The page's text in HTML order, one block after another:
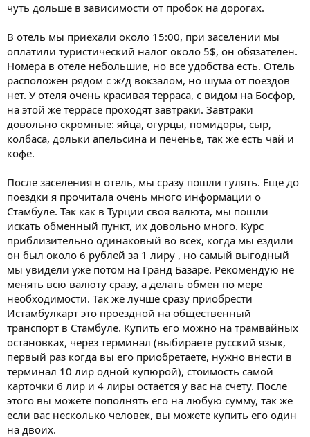
чуть дольше в зависимости от пробок на дорогах.
В отель мы приехали около 15:00, при заселении мы
оплатили туристический налог около 5$, он обязателен.
Номера в отеле небольшие, но все удобства есть. Отель
расположен рядом с ж/д вокзалом, но шума от поездов
нет. У отеля очень красивая терраса, с видом на Босфор,
на этой же террасе проходят завтраки. Завтраки
довольно скромные: яйца, огурцы, помидоры, сыр,
колбаса, дольки апельсина и печенье, так же есть чай и
кофе.
После заселения в отель, мы сразу пошли гулять. Еще до
поездки я прочитала очень много информации о
Стамбуле. Так как в Турции своя валюта, мы пошли
искать обменный пункт, их довольно много. Курс
приблизительно одинаковый во всех, когда мы ездили
он был около 6 рублей за 1 лиру , но самый выгодный
мы увидели уже потом на Гранд Базаре. Рекомендую не
менять всю валюту сразу, а делать обмен по мере
необходимости. Так же лучше сразу приобрести
Истамбулкарт это проездной на общественный
транспорт в Стамбуле. Купить его можно на трамвайных
остановках, через терминал (выбираете русский язык,
первый раз когда вы его приобретаете, нужно внести в
терминал 10 лир одной купюрой), стоимость самой
карточки 6 лир и 4 лиры остается у вас на счету. После
этого вы можете пополнять его на любую сумму, так же
если вас несколько человек, вы можете купить его один
на двоих.